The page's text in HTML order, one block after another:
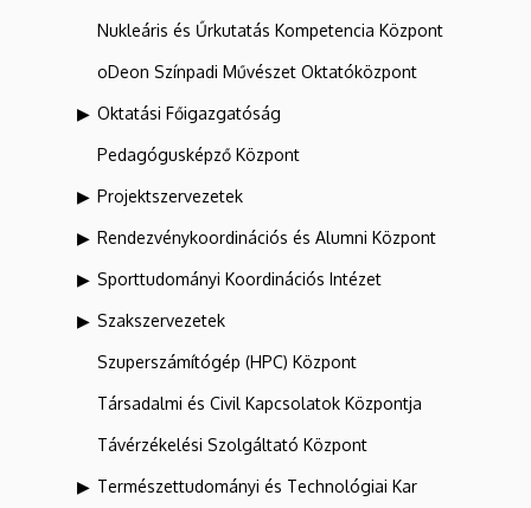
Nukleáris és Űrkutatás Kompetencia Központ
oDeon Színpadi Művészet Oktatóközpont
Oktatási Főigazgatóság
Pedagógusképző Központ
Projektszervezetek
Rendezvénykoordinációs és Alumni Központ
Sporttudományi Koordinációs Intézet
Szakszervezetek
Szuperszámítógép (HPC) Központ
Társadalmi és Civil Kapcsolatok Központja
Távérzékelési Szolgáltató Központ
Természettudományi és Technológiai Kar